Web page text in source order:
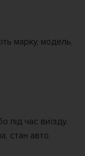
марку, модель,
під час виїзду.
стан авто,